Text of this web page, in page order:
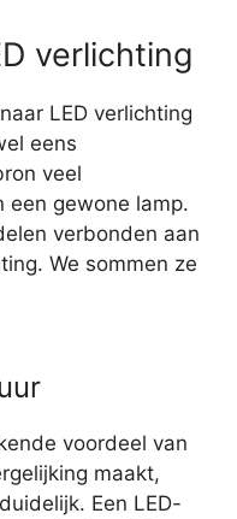
verlichting
LED verlichting
eens
veel
een gewone lamp.
verbonden aan
We sommen ze
voordeel van
maakt,
Een LED-